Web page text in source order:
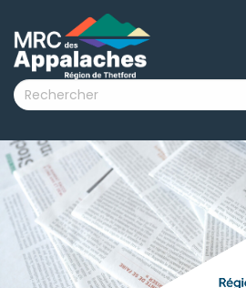
submenu (La MRC )
submenu (Citoyens )
submenu (Visiteurs )
submenu (Nouvelles )
submenu (Documentation )